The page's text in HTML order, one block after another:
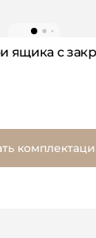
ящика с